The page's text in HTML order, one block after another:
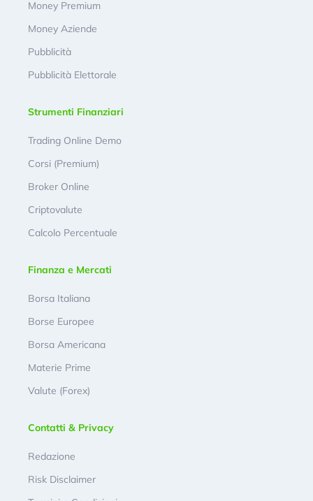
Money Premium
Money Aziende
Pubblicità
Pubblicità Elettorale
Strumenti Finanziari
Trading Online Demo
Corsi (Premium)
Broker Online
Criptovalute
Calcolo Percentuale
Finanza e Mercati
Borsa Italiana
Borse Europee
Borsa Americana
Materie Prime
Valute (Forex)
Contatti & Privacy
Redazione
Risk Disclaimer